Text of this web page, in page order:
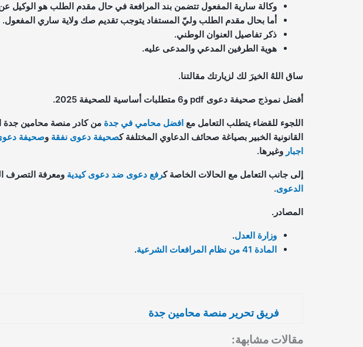
وكالة سارية المفعول تتضمن بند المرافعة في حال مقدم الطلب هو الوكيل
أما بحال مقدم الطلب وليّ المستفاد يتوجب تقديم صك ولاية ساري المفعول.
ذكر تفاصيل العنوان الوطني.
هوية الطرفين المدعي والمدعى عليه.
ساق اللهُ الخيرَ لك لزيارتك مقالتنا.
أفضل نموذج صحيفة دعوى pdf و6 متطلبات أساسية للصحيفة 2025.
اللجوء للقضاء يتطلب التعامل مع افضل محامي في جدة من كادر منصة محامين جدة
القانونية الخبير بصياغة صحائف الدعاوي المختلفة كصحيفة دعوى نفقة وصحيفة
اجبار وغيرها.
إلى جانب التعامل مع الحالات الخاصة كرفع دعوى ضد دعوى كيدية ومعرفة التصرف
الدعوى.
المصادر.
وزارة العدل.
المادة 41 من نظام المرافعات الشرعية
.
فريق تحرير منصة محامين جدة
مقالات مشابهة: